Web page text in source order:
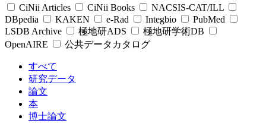
CiNii Articles
CiNii Books
NACSIS-CAT/ILL
DBpedia
KAKEN e-Rad Integbio
PubMed
LSDB Archive
極地研ADS
極地研学術DB
OpenAIRE
公共データカタログ
すべて
研究データ
論文
本
博士論文